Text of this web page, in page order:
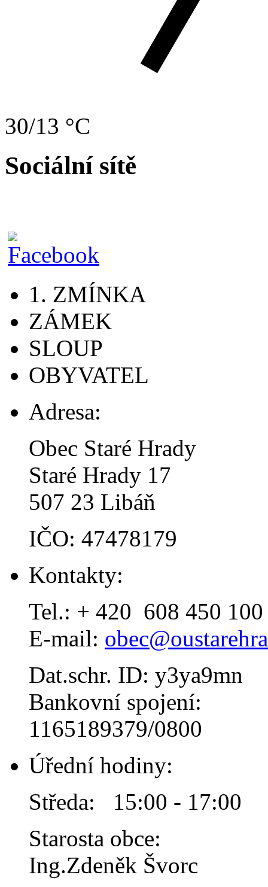
30/13 °C
Sociální sítě
1. ZMÍNKA
ZÁMEK
SLOUP
OBYVATEL
Adresa:
Obec Staré Hrady
Staré Hrady 17
507 23 Libáň
IČO: 47478179
Kontakty:
Tel.: + 420 608 450 100
E-mail:
Dat.schr. ID: y3ya9mn
Bankovní spojení:
1165189379/0800
Úřední hodiny:
Středa: 15:00 - 17:00
Starosta obce:
Ing.Zdeněk Švorc